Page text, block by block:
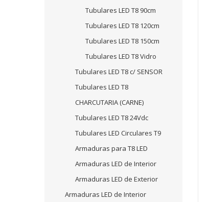
Tubulares LED T8 90cm
Tubulares LED T8 120cm
Tubulares LED T8 150cm
Tubulares LED T8 Vidro
Tubulares LED T8 c/ SENSOR
Tubulares LED T8
CHARCUTARIA (CARNE)
Tubulares LED T8 24Vdc
Tubulares LED Circulares T9
Armaduras para T8 LED
Armaduras LED de Interior
Armaduras LED de Exterior
Armaduras LED de Interior